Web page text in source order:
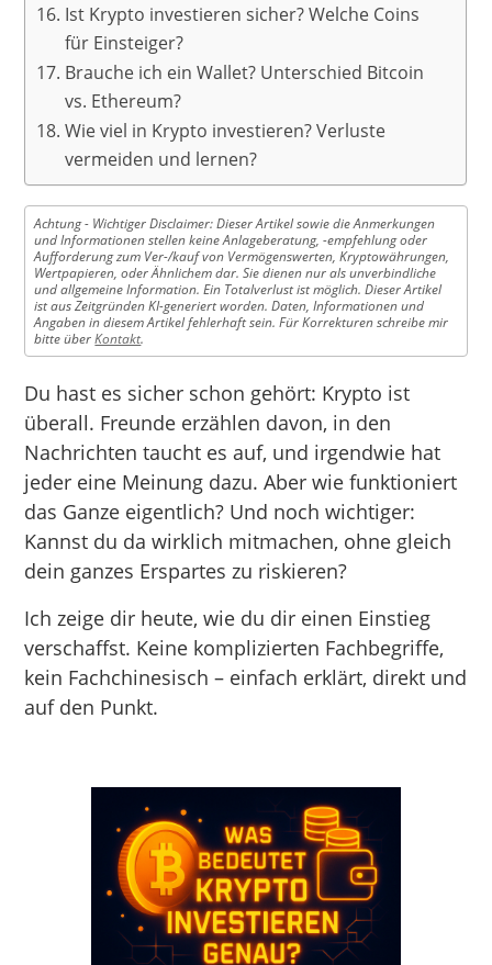
Ist Krypto investieren sicher? Welche Coins
für Einsteiger?
Brauche ich ein Wallet? Unterschied Bitcoin
vs. Ethereum?
Wie viel in Krypto investieren? Verluste
vermeiden und lernen?
Achtung - Wichtiger Disclaimer: Dieser Artikel sowie die Anmerkungen
und Informationen stellen keine Anlageberatung, -empfehlung oder
Aufforderung zum Ver-/kauf von Vermögenswerten, Kryptowährungen,
Wertpapieren, oder Ähnlichem dar. Sie dienen nur als unverbindliche
und allgemeine Information. Ein Totalverlust ist möglich. Dieser Artikel
ist aus Zeitgründen KI-generiert worden. Daten, Informationen und
Angaben in diesem Artikel fehlerhaft sein. Für Korrekturen schreibe mir
bitte überKontakt.
Du hast es sicher schon gehört: Krypto ist
überall. Freunde erzählen davon, in den
Nachrichten taucht es auf, und irgendwie hat
jeder eine Meinung dazu. Aber wie funktioniert
das Ganze eigentlich? Und noch wichtiger:
Kannst du da wirklich mitmachen, ohne gleich
dein ganzes Erspartes zu riskieren?
Ich zeige dir heute, wie du dir einen Einstieg
verschaffst. Keine komplizierten Fachbegriffe,
kein Fachchinesisch – einfach erklärt, direkt und
auf den Punkt.